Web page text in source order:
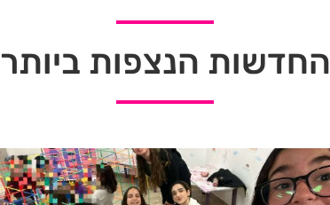
החדשות הנצפות ביותר